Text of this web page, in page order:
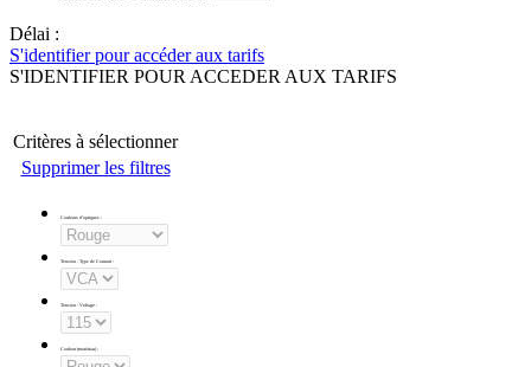
Délai :
S'identifier pour accéder aux tarifs
S'IDENTIFIER POUR ACCEDER AUX TARIFS
Critères à sélectionner
Supprimer les filtres
Couleurs d'optiques :
Tension - Type de Courant :
Tension - Voltage :
Couleur (matériau) :